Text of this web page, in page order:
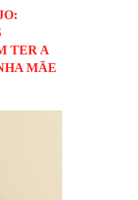
TER A
MÃE